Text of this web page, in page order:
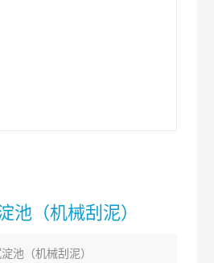
池（机械刮泥）
池（机械刮泥）